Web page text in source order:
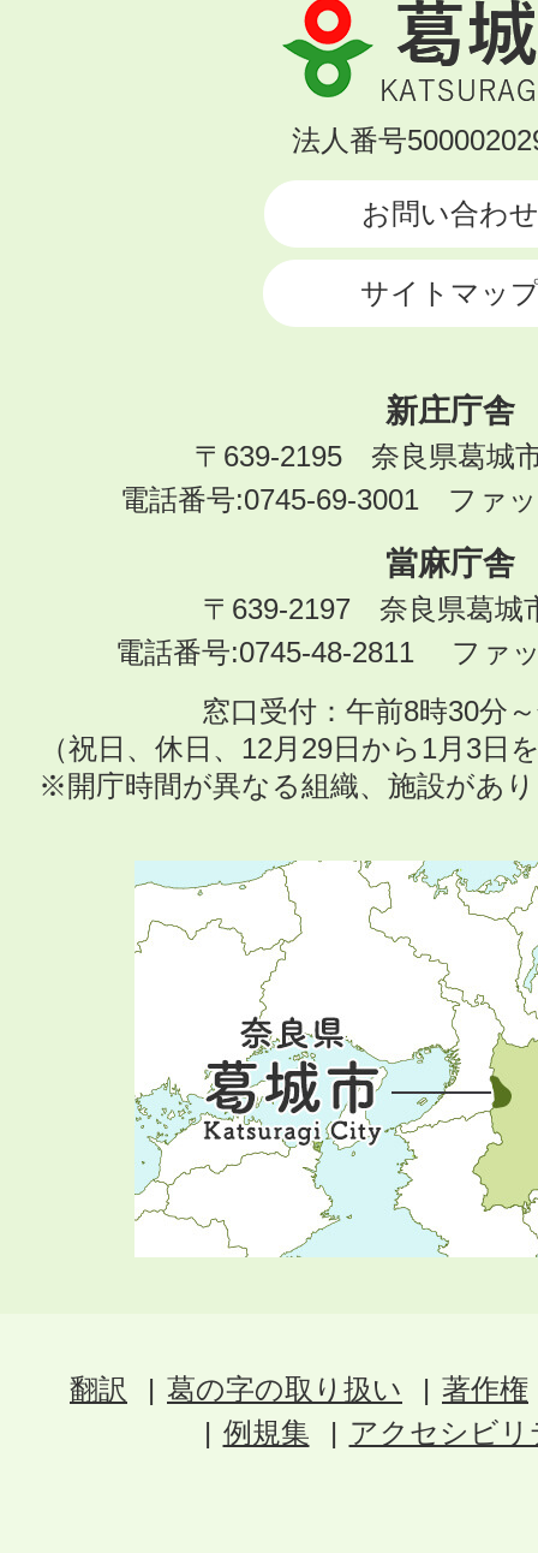
葛
城
市
KATSURAGI
法人番号
お問い合わせ
サイトマッ
新庄庁舎
〒639-2195 奈良県葛城
電話番号:0745-69-3001 ファ
當麻庁舎
〒639-2197 奈良県葛城
電話番号:0745-48-2811 ファ
窓口受付：午前8時30分
（祝日、休日、12月29日から1月3日
※開庁時間が異なる組織、施設があ
翻訳 葛の字の取り扱い
著作権
例規集
アクセシビ